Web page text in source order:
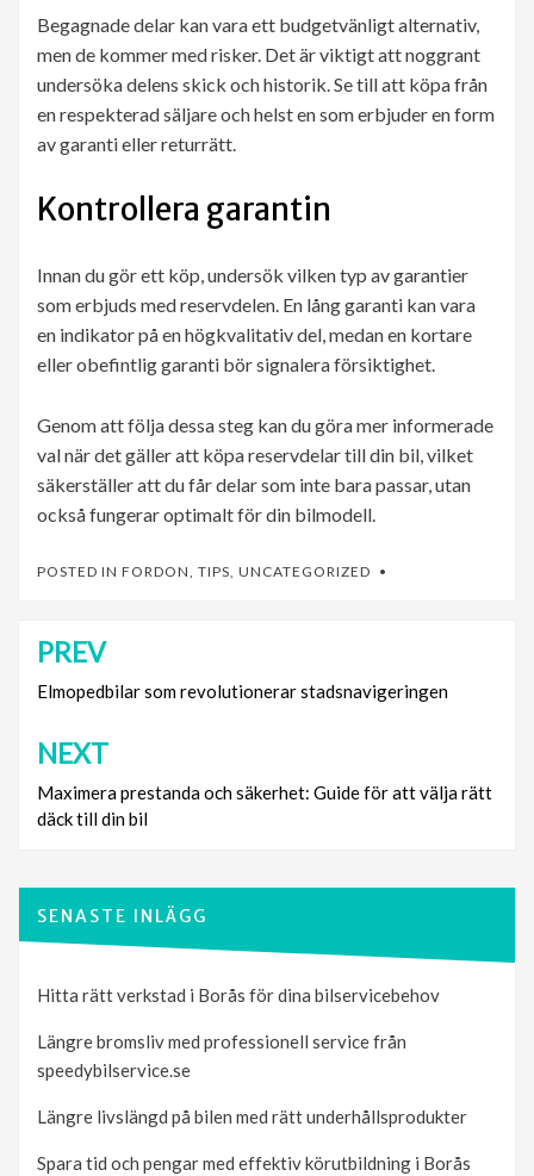
Begagnade delar kan vara ett budgetvänligt alternativ,
men de kommer med risker. Det är viktigt att noggrant
undersöka delens skick och historik. Se till att köpa från
en respekterad säljare och helst en som erbjuder en form
av garanti eller returrätt.
Kontrollera garantin
Innan du gör ett köp, undersök vilken typ av garantier
som erbjuds med reservdelen. En lång garanti kan vara
en indikator på en högkvalitativ del, medan en kortare
eller obefintlig garanti bör signalera försiktighet.
Genom att följa dessa steg kan du göra mer informerade
val när det gäller att köpa reservdelar till din bil, vilket
säkerställer att du får delar som inte bara passar, utan
också fungerar optimalt för din bilmodell.
POSTED IN FORDON TIPS UNCATEGORIZED
Inläggsnavigering
PREV
Elmopedbilar som revolutionerar stadsnavigeringen
NEXT
Maximera prestanda och säkerhet: Guide för att välja rätt
däck till din bil
SENASTE INLÄGG
Hitta rätt verkstad i Borås för dina bilservicebehov
Längre bromsliv med professionell service från
speedybilservice.se
Längre livslängd på bilen med rätt underhållsprodukter
Spara tid och pengar med effektiv körutbildning i Borås